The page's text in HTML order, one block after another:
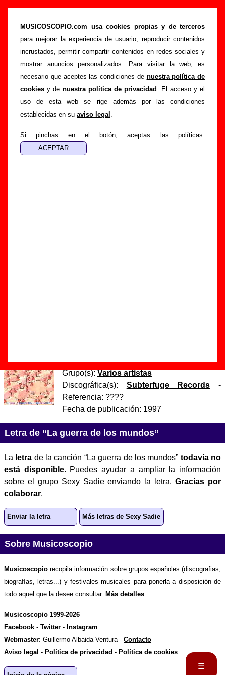
MUSICOSCOPIO.com usa cookies propias y de terceros
para mejorar la experiencia de usuario, reproducir contenidos
incrustados, permitir compartir contenidos en redes sociales y
mostrar anuncios personalizados. Para visitar la web, es
necesario que aceptes las condiciones de nuestra política de
cookies y de nuestra política de privacidad . El acceso y el
uso de esta web se rige además por las condiciones
establecidas en su aviso legal .
Si pinchas en el botón, aceptas las políticas:
“La guerra de los mundos”, canción de Sexy
Sadie (Letra e información)
☰
Portada >Sexy Sadie >Canciones > La guerra de los mundos
Esta página pretende recopilar todo tipo de información
sobre lacanción "La guerra de los mundos" interpretada
Sexy Sadie. Además de su letra, también aparecerá
información sobre el autor o los autores, sobre los discos en
los que está incluido este tema, sobre la grabación del
encuentras errores o tienes información adicional, puedes
ayudar a
completar esta información
“Freaks attacks!” (CD)
Grupo(s): Varios artistas
Discográfica(s): Subterfuge Records -
Referencia: ????
Fecha de publicación: 1997
Letra de “La guerra de los mundos”
La letra de la canción “La guerra de los mundos” todavía no
está disponible. Puedes ayudar a ampliar la información
sobre el grupo Sexy Sadie enviando la letra.Gracias por
colaborar.
Enviar la letra Más letras de Sexy Sadie
Sobre Musicoscopio
Musicoscopio recopila información sobre grupos españoles (discografias,
biografías, letras...) y festivales musicales para ponerla a disposición de
todo aquel que la desee consultar. Más detalles
Musicoscopio 1999-2026
Facebook - Twitter - Instagram
Webmaster: Guillermo Albaida Ventura - Contacto
Aviso legal - Política de privacidad - Política de cookies